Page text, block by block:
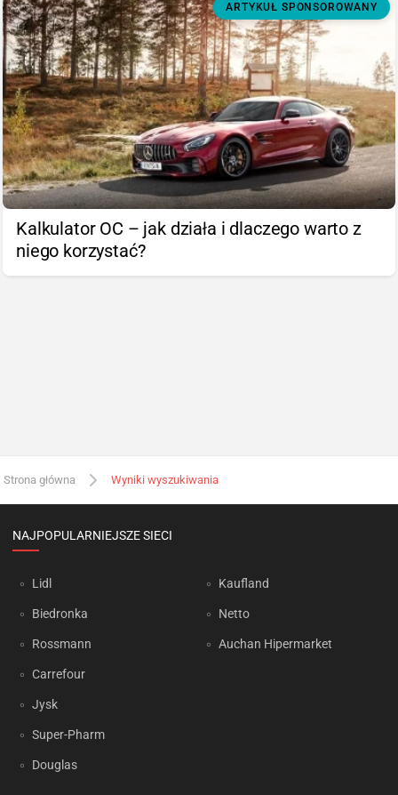
ARTYKUŁ SPONSOROWANY
Kalkulator OC – jak działa i dlaczego warto z
niego korzystać?
Strona główna Wyniki wyszukiwania
NAJPOPULARNIEJSZE SIECI
Lidl
Biedronka
Rossmann
Carrefour
Jysk
Super-Pharm
Douglas
Kaufland
Netto
Auchan Hipermarket